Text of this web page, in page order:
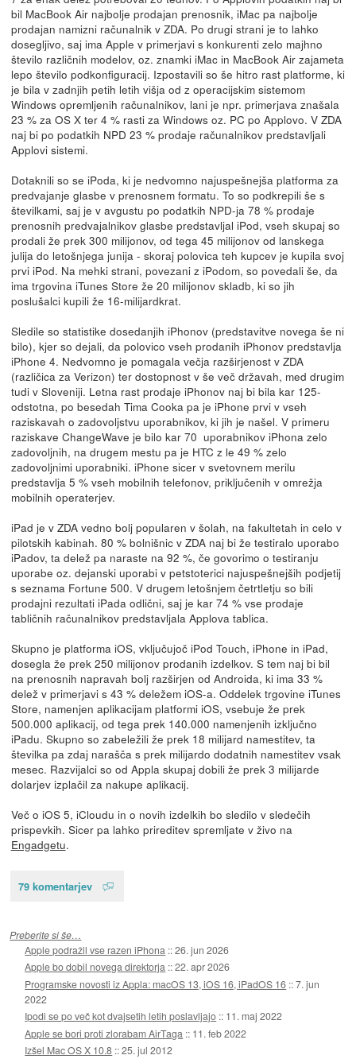
bil MacBook Air najbolje prodajan prenosnik, iMac pa najbolje
prodajan namizni računalnik v ZDA. Po drugi strani je to lahko
dosegljivo, saj ima Apple v primerjavi s konkurenti zelo majhno
število različnih modelov, oz. znamki iMac in MacBook Air zajameta
lepo število podkonfiguracij. Izpostavili so še hitro rast platforme, ki
je bila v zadnjih petih letih višja od z operacijskim sistemom
Windows opremljenih računalnikov, lani je npr. primerjava znašala
23 % za OS X ter 4 % rasti za Windows oz. PC po Applovo. V ZDA
naj bi po podatkih NPD 23 % prodaje računalnikov predstavljali
Applovi sistemi.
Dotaknili so se iPoda, ki je nedvomno najuspešnejša platforma za
predvajanje glasbe v prenosnem formatu. To so podkrepili še s
številkami, saj je v avgustu po podatkih NPD-ja 78 % prodaje
prenosnih predvajalnikov glasbe predstavljal iPod, vseh skupaj so
prodali že prek 300 milijonov, od tega 45 milijonov od lanskega
julija do letošnjega junija - skoraj polovica teh kupcev je kupila svoj
prvi iPod. Na mehki strani, povezani z iPodom, so povedali še, da
ima trgovina iTunes Store že 20 milijonov skladb, ki so jih
poslušalci kupili že 16-milijardkrat.
Sledile so statistike dosedanjih iPhonov (predstavitve novega še ni
bilo), kjer so dejali, da polovico vseh prodanih iPhonov predstavlja
iPhone 4. Nedvomno je pomagala večja razširjenost v ZDA
(različica za Verizon) ter dostopnost v še več državah, med drugim
tudi v Sloveniji. Letna rast prodaje iPhonov naj bi bila kar 125-
odstotna, po besedah Tima Cooka pa je iPhone prvi v vseh
raziskavah o zadovoljstvu uporabnikov, ki jih je našel. V primeru
raziskave ChangeWave je bilo kar 70 uporabnikov iPhona zelo
zadovoljnih, na drugem mestu pa je HTC z le 49 % zelo
zadovoljnimi uporabniki. iPhone sicer v svetovnem merilu
predstavlja 5 % vseh mobilnih telefonov, priključenih v omrežja
mobilnih operaterjev.
iPad je v ZDA vedno bolj popularen v šolah, na fakultetah in celo v
pilotskih kabinah. 80 % bolnišnic v ZDA naj bi že testiralo uporabo
iPadov, ta delež pa naraste na 92 %, če govorimo o testiranju
uporabe oz. dejanski uporabi v petstoterici najuspešnejših podjetij
s seznama Fortune 500. V drugem letošnjem četrtletju so bili
prodajni rezultati iPada odlični, saj je kar 74 % vse prodaje
tabličnih računalnikov predstavljala Applova tablica.
Skupno je platforma iOS, vključujoč iPod Touch, iPhone in iPad,
dosegla že prek 250 milijonov prodanih izdelkov. S tem naj bi bil
na prenosnih napravah bolj razširjen od Androida, ki ima 33 %
delež v primerjavi s 43 % deležem iOS-a. Oddelek trgovine iTunes
Store, namenjen aplikacijam platformi iOS, vsebuje že prek
500.000 aplikacij, od tega prek 140.000 namenjenih izključno
iPadu. Skupno so zabeležili že prek 18 milijard namestitev, ta
številka pa zdaj narašča s prek milijardo dodatnih namestitev vsak
mesec. Razvijalci so od Appla skupaj dobili že prek 3 milijarde
dolarjev izplačil za nakupe aplikacij.
Več o iOS 5, iCloudu in o novih izdelkih bo sledilo v sledečih
prispevkih. Sicer pa lahko prireditev spremljate v živo na
Engadgetu.
79 komentarjev
Preberite si še…
Apple podražil vse razen iPhona ::26. jun 2026
Apple bo dobil novega direktorja ::22. apr 2026
Programske novosti iz Appla: macOS 13, iOS 16, iPadOS 16 ::7. jun
2022
Ipodi se po več kot dvajsetih letih poslavljajo :: 11. maj 2022
Apple se bori proti zlorabam AirTaga :: 11. feb 2022
Izšel Mac OS X 10.8 ::25. jul 2012